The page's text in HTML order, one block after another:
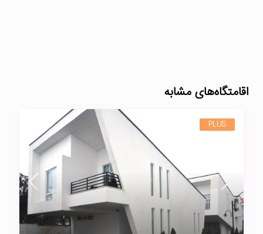
اقامتگاه‌های مشابه
PLUS